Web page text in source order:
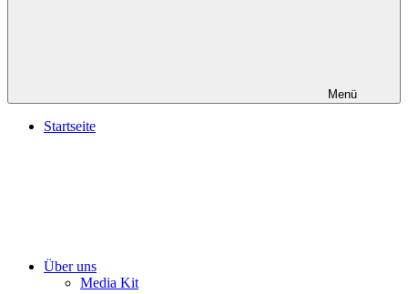
Menü
Startseite
Über uns
Media Kit